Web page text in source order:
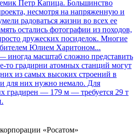
Петр Капица. Большинство
несмотря на напряженную и
радоваться жизни во всех ее
остались фотографии из походов,
дружеских посиделок. Многие
Юлием Харитоном...
иногда масштаб сложно представить
то градирни атомных станций могут
из самых высоких строений в
для них нужно немало. Для
градирен — 179 м — требуется 29 т
«Росатом»